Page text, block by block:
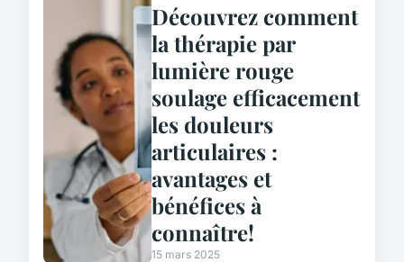
Découvrez comment
la thérapie par
lumière rouge
soulage efficacement
les douleurs
articulaires :
avantages et
bénéfices à
connaître!
15 mars 2025